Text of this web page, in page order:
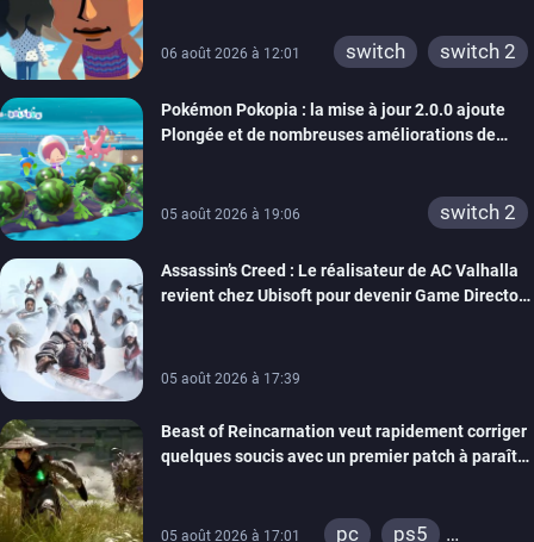
switch 2
06 août 2026 à 12:01 switch switch 2
Pokémon Pokopia : la mise à jour 2.0.0 ajoute
Plongée et de nombreuses améliorations de
05 août 2026 à 19:06 switch 2
Assassin’s Creed : Le réalisateur de AC Valhalla
revient chez Ubisoft pour devenir Game Director
05 août 2026 à 17:39
Beast of Reincarnation veut rapidement corriger
quelques soucis avec un premier patch à paraître
05 août 2026 à 17:01 pc
ps5